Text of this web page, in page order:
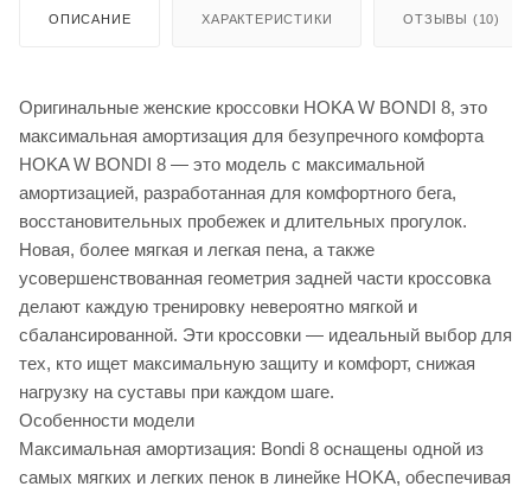
ОПИСАНИЕ ХАРАКТЕРИСТИКИ ОТЗЫВЫ (10)
Оригинальные женские кроссовки HOKA W BONDI 8, это
максимальная амортизация для безупречного комфорта
HOKA W BONDI 8 — это модель с максимальной
амортизацией, разработанная для комфортного бега,
восстановительных пробежек и длительных прогулок.
Новая, более мягкая и легкая пена, а также
усовершенствованная геометрия задней части кроссовка
делают каждую тренировку невероятно мягкой и
сбалансированной. Эти кроссовки — идеальный выбор для
тех, кто ищет максимальную защиту и комфорт, снижая
нагрузку на суставы при каждом шаге.
Особенности модели
Максимальная амортизация: Bondi 8 оснащены одной из
самых мягких и легких пенок в линейке HOKA, обеспечивая